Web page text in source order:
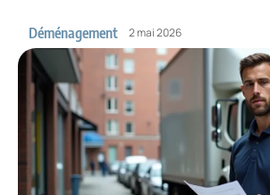
Déménagement 2 mai 2026